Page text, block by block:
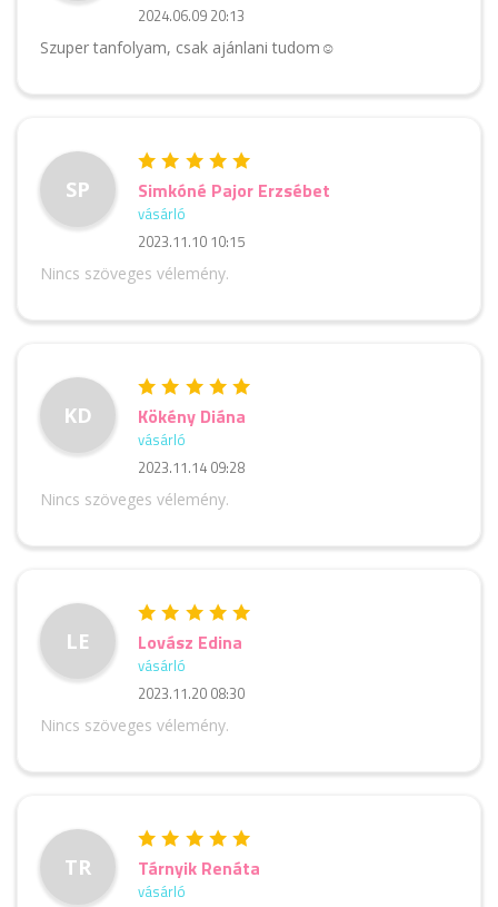
2024.06.09 20:13
Szuper tanfolyam, csak ajánlani tudom☺️
SP Simkóné Pajor Erzsébet
vásárló
2023.11.10 10:15
Nincs szöveges vélemény.
KD Kökény Diána
vásárló
2023.11.14 09:28
Nincs szöveges vélemény.
LE Lovász Edina
vásárló
2023.11.20 08:30
Nincs szöveges vélemény.
TR Tárnyik Renáta
vásárló